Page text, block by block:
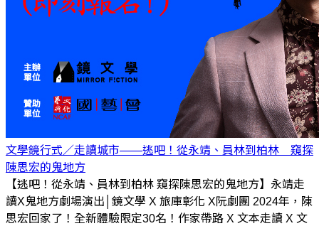
文學鏡行式／走讀城市——逃吧！從永靖、員林到柏林 窺探
陳思宏的鬼地方
【逃吧！從永靖、員林到柏林 窺探陳思宏的鬼地方】永靖走
讀X鬼地方劇場演出│鏡文學 X 旅庫彰化 X阮劇團 2024年，陳
思宏回家了！全新體驗限定30名！作家帶路 X 文本走讀 X 文